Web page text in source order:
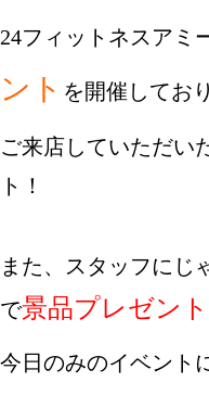
24フィットネスアミ
ント を開催してお
ご来店していただい
ト！
また、スタッフにじ
で景品プレゼント
今日のみのイベント